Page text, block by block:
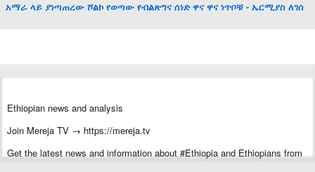
አማራ ላይ ያነጣጠረው ሾልኮ የወጣው የብልጽግና ሰነድ ዋና ዋና ነጥቦቹ - ኤርሚያስ ለገሰ
Ethiopian news and analysis
Join Mereja TV → https://mereja.tv
Get the latest news and information about #Ethiopia and Ethiopians from